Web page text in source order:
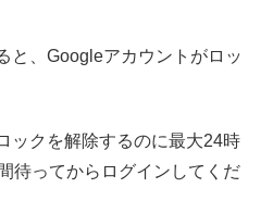
と、Googleアカウントがロッ
ックを解除するのに最大24時
待ってからログインしてくだ